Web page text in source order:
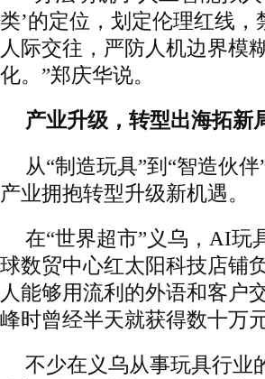
类’的定位，划定伦理红线
人际交往，严防人机边界模
化。”郑庆华说。
产业升级，转型出海拓新
从“制造玩具”到“智造伙
产业拥抱转型升级新机遇。
在“世界超市”义乌，AI玩
球数贸中心红太阳科技店铺
人能够用流利的外语和客户
峰时曾经半天就获得数十万
不少在义乌从事玩具行业